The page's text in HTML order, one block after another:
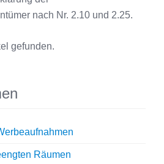
nach Nr. 2.10 und 2.25.
gefunden.
Räumen